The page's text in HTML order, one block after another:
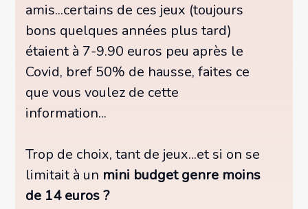
amis...certains de ces jeux (toujours
bons quelques années plus tard)
étaient à 7-9.90 euros peu après le
Covid, bref 50% de hausse, faites ce
que vous voulez de cette
information...
Trop de choix, tant de jeux...et si on se
limitait à un mini budget genre moins
de 14 euros ?